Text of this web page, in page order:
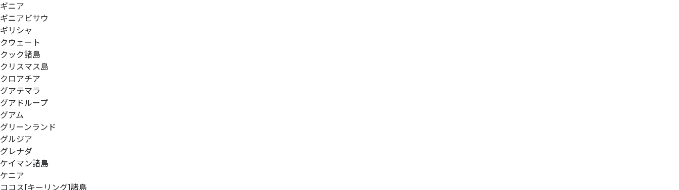
ギニア
ギニアビサウ
ギリシャ
クウェート
クック諸島
クリスマス島
クロアチア
グアテマラ
グアドループ
グアム
グリーンランド
グルジア
グレナダ
ケイマン諸島
ケニア
ココス[キーリング]諸島